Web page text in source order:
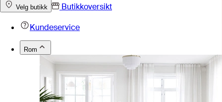
Velg butikk
Butikkoversikt
Kundeservice
Rom